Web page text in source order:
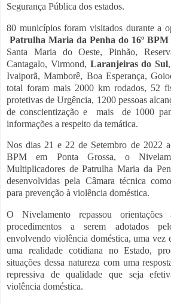
Segurança Pública dos estados.
80 municípios foram visitados durante a
Patrulha Maria da Penha do 16º BPM
Santa Maria do Oeste, Pinhão,
Cantagalo, Virmond, Laranjeiras do Sul
Ivaiporã, Mamborê, Boa Esperança,
total foram mais 2000 km rodados, 52
protetivas de Urgência, 1200 pessoas
de conscientização e mais de 1000
informações a respeito da temática.
Nos dias 21 e 22 de Setembro de 2022
BPM em Ponta Grossa, o
Multiplicadores de Patrulha Maria da
desenvolvidas pela Câmara técnica
para prevenção à violência doméstica.
O Nivelamento repassou
procedimentos a serem adotados
envolvendo violência doméstica, uma vez
uma realidade cotidiana no Estado,
situações dessa natureza com uma
repressiva de qualidade que seja
violência doméstica.